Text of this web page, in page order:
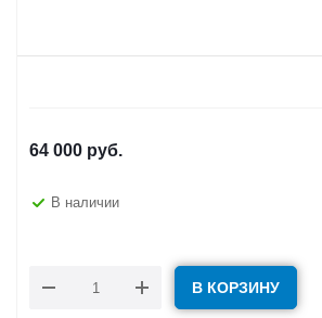
64 000 руб.
В наличии
В КОРЗИНУ